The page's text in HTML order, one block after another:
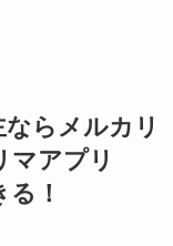
ならメルカリ
マアプリ
！